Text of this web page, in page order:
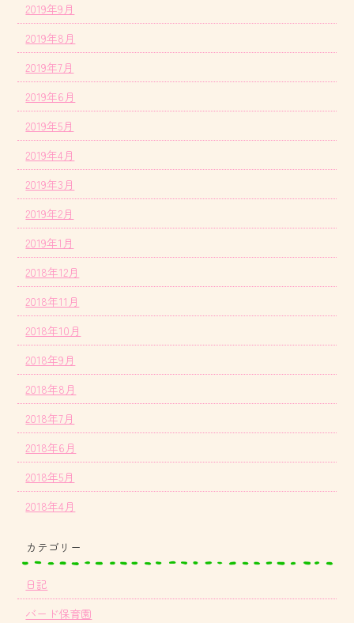
2019年9月
2019年8月
2019年7月
2019年6月
2019年5月
2019年4月
2019年3月
2019年2月
2019年1月
2018年12月
2018年11月
2018年10月
2018年9月
2018年8月
2018年7月
2018年6月
2018年5月
2018年4月
カテゴリー
日記
バード保育園